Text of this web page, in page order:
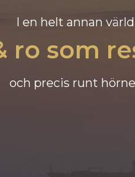
I en helt annan värld
ro som
och precis runt